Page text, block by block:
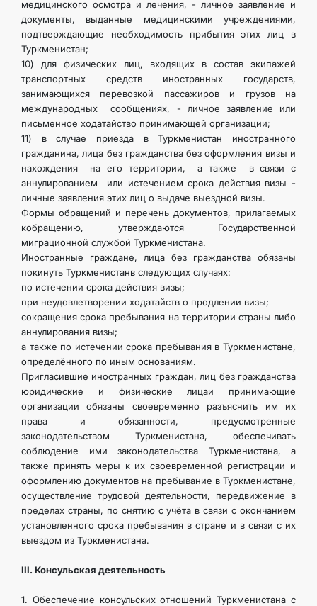
медицинского осмотра и лечения, - личное заявление и
документы, выданные медицинскими учреждениями,
подтверждающие необходимость прибытия этих лиц в
Туркменистан;
10) для физических лиц, входящих в состав экипажей
транспортных средств иностранных государств,
занимающихся перевозкой пассажиров и грузов на
международных сообщениях, - личное заявление или
письменное ходатайство принимающей организации;
11) в случае приезда в Туркменистан иностранного
гражданина, лица без гражданства без оформления визы и
нахождения на его территории, а также в связи с
аннулированием или истечением срока действия визы -
личные заявления этих лиц о выдаче выездной визы.
Формы обращений и перечень документов, прилагаемых
кобращению, утверждаются Государственной
миграционной службой Туркменистана.
Иностранные граждане, лица без гражданства обязаны
покинуть Туркменистанв следующих случаях:
по истечении срока действия визы;
при неудовлетворении ходатайств о продлении визы;
сокращения срока пребывания на территории страны либо
аннулирования визы;
а также по истечении срока пребывания в Туркменистане,
определённого по иным основаниям.
Пригласившие иностранных граждан, лиц без гражданства
юридические и физические лицаи принимающие
организации обязаны своевременно разъяснить им их
права и обязанности, предусмотренные
законодательством Туркменистана, обеспечивать
соблюдение ими законодательства Туркменистана, а
также принять меры к их своевременной регистрации и
оформлению документов на пребывание в Туркменистане,
осуществление трудовой деятельности, передвижение в
пределах страны, по снятию с учёта в связи с окончанием
установленного срока пребывания в стране и в связи с их
выездом из Туркменистана.
III. Консульская деятельность
1. Обеспечение консульских отношений Туркменистана с